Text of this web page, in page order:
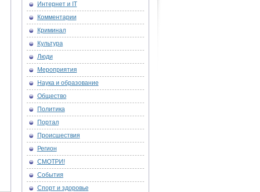
Интернет и IT
Комментарии
Криминал
Культура
Люди
Мероприятия
Наука и образование
Общество
Политика
Портал
Происшествия
Регион
СМОТРИ!
События
Спорт и здоровье